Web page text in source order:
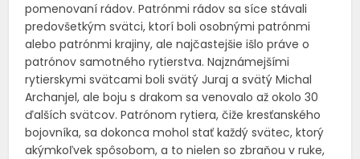
pomenovaní rádov. Patrónmi rádov sa síce stávali
predovšetkým svätci, ktorí boli osobnými patrónmi
alebo patrónmi krajiny, ale najčastejšie išlo práve o
patrónov samotného rytierstva. Najznámejšími
rytierskymi svätcami boli svätý Juraj a svätý Michal
Archanjel, ale boju s drakom sa venovalo až okolo 30
ďalších svätcov. Patrónom rytiera, čiže kresťanského
bojovníka, sa dokonca mohol stať každý svätec, ktorý
akýmkoľvek spôsobom, a to nielen so zbraňou v ruke,